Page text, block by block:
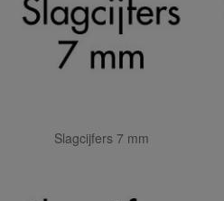
Slagcijfers 7 mm